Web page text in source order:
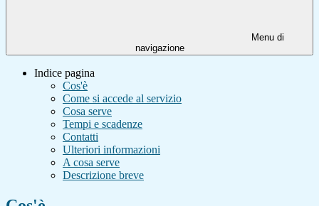
Menu di
navigazione
Indice pagina
Cos'è
Come si accede al servizio
Cosa serve
Tempi e scadenze
Contatti
Ulteriori informazioni
A cosa serve
Descrizione breve